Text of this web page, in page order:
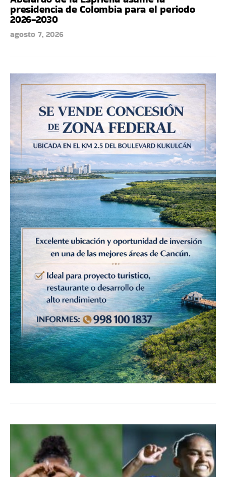
presidencia de Colombia para el periodo
2026-2030
agosto 7, 2026